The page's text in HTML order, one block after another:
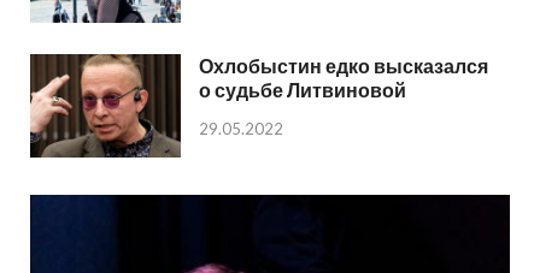
Охлобыстин едко высказался
о судьбе Литвиновой
29.05.2022